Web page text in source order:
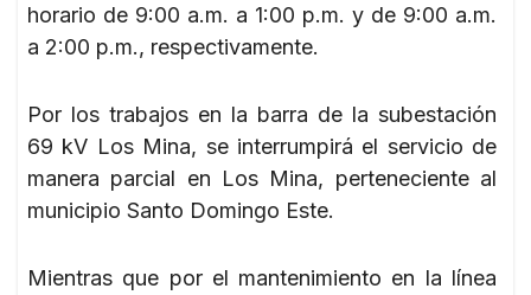
horario de 9:00 a.m. a 1:00 p.m. y de 9:00 a.m.
a 2:00 p.m., respectivamente.
Por los trabajos en la barra de la subestación
69 kV Los Mina, se interrumpirá el servicio de
manera parcial en Los Mina, perteneciente al
municipio Santo Domingo Este.
Mientras que por el mantenimiento en la línea